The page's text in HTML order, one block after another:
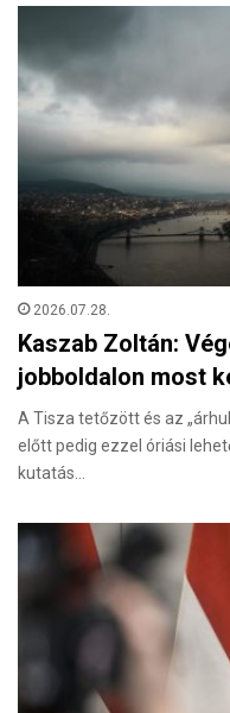
2026.07.28.
Kaszab Zoltán:
jobboldalon most
A Tisza tetőzött és az
előtt pedig ezzel óriási
kutatás…